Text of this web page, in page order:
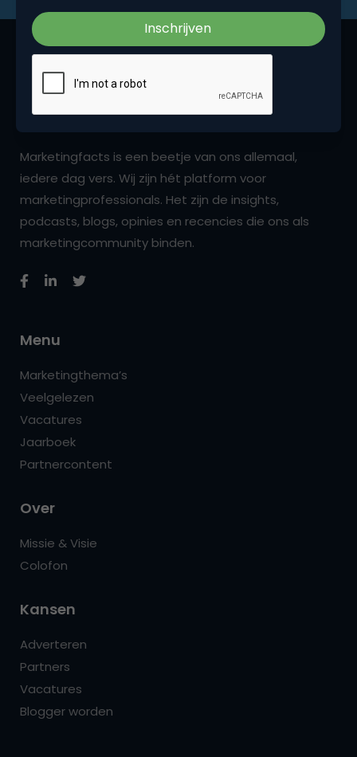
Marketingfacts is een beetje van ons allemaal,
iedere dag vers. Wij zijn hét platform voor
marketingprofessionals. Het zijn de insights,
podcasts, blogs, opinies en recencies die ons als
marketingcommunity binden.
Menu
Marketingthema’s
Veelgelezen
Vacatures
Jaarboek
Partnercontent
Over
Missie & Visie
Colofon
Kansen
Adverteren
Partners
Vacatures
Blogger worden